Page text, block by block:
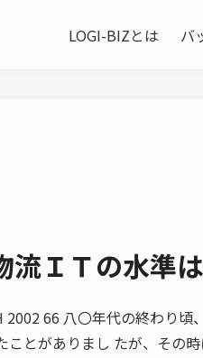
LOGI-BIZとは バ
流ＩＴの水準
2002 66 八〇年代の終わり
ことがありまし たが、その